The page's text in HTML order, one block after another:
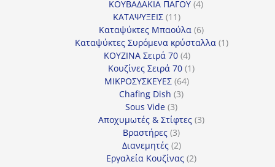
ΚΟΥΒΑΔΑΚΙΑ ΠΑΓΟΥ 44
ΚΑΤΑΨΥΞΕΙΣ 1111
προϊόντα
Καταψύκτες Μπαούλα 66
προϊόντα
Καταψύκτες Συρόμενα κρύσταλλα 11
ΚΟΥΖΙΝΑ Σειρά 70 44
προϊόντα
Κουζίνες Σειρά 70 11
ΜΙΚΡΟΣΥΣΚΕΥΕΣ 6464
Chafing Dish 33
Sous Vide 33
προϊόντα
Αποχυμωτές & Στίφτες 33
Βραστήρες 33
προϊόντα
Διανεμητές 22
προϊόντα
Εργαλεία Κουζίνας 22